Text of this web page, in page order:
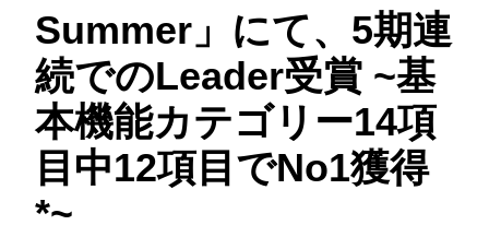
Sweden (English)
Denmark (English)
Finland (English)
Belgium (English)
中堅・中小企業
製品情報
Summer」にて、5期連
続でのLeader受賞 ~基
本機能カテゴリー14項
目中12項目でNo1獲得
*~